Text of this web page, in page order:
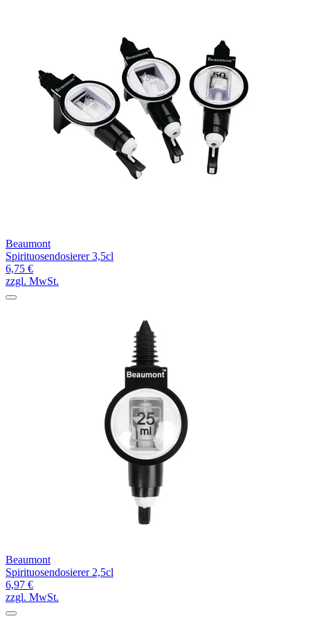
Beaumont
Spirituosendosierer 3,5cl
6,75 €
zzgl. MwSt.
Beaumont
Spirituosendosierer 2,5cl
6,97 €
zzgl. MwSt.